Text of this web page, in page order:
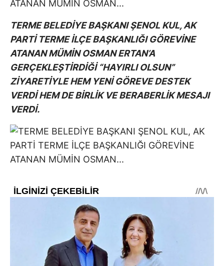
TERME BELEDİYE BAŞKANI ŞENOL KUL, AK
PARTİ TERME İLÇE BAŞKANLIĞI GÖREVİNE
ATANAN MÜMİN OSMAN ERTAN’A
GERÇEKLEŞTİRDİĞİ “HAYIRLI OLSUN”
ZİYARETİYLE HEM YENİ GÖREVE DESTEK
VERDİ HEM DE BİRLİK VE BERABERLİK MESAJI
VERDİ.